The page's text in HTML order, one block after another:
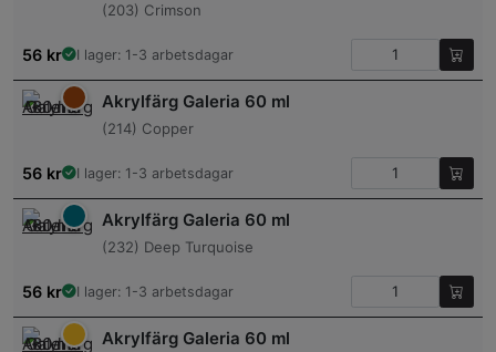
(203) Crimson
56 kr I lager: 1-3 arbetsdagar
Akrylfärg Galeria 60 ml
(214) Copper
56 kr I lager: 1-3 arbetsdagar
Akrylfärg Galeria 60 ml
(232) Deep Turquoise
56 kr I lager: 1-3 arbetsdagar
Akrylfärg Galeria 60 ml